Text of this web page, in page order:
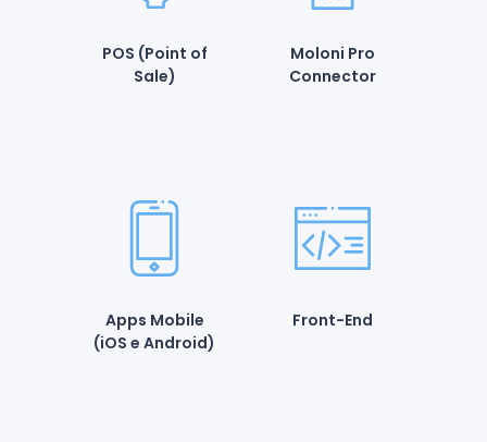
POS (Point of
Sale)
Moloni Pro
Connector
Apps Mobile
(iOS e Android)
Front-End